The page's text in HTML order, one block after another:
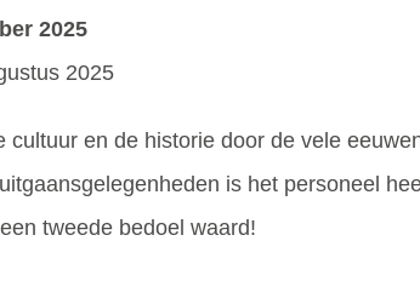
2025
2025
cultuur en de historie door de vele
is het personeel
tweede bedoel waard!